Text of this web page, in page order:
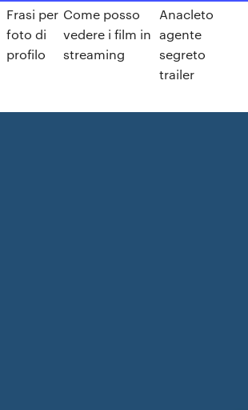
Frasi per
foto di
profilo
Come posso
vedere i film in
streaming
Anacleto
agente
segreto
trailer